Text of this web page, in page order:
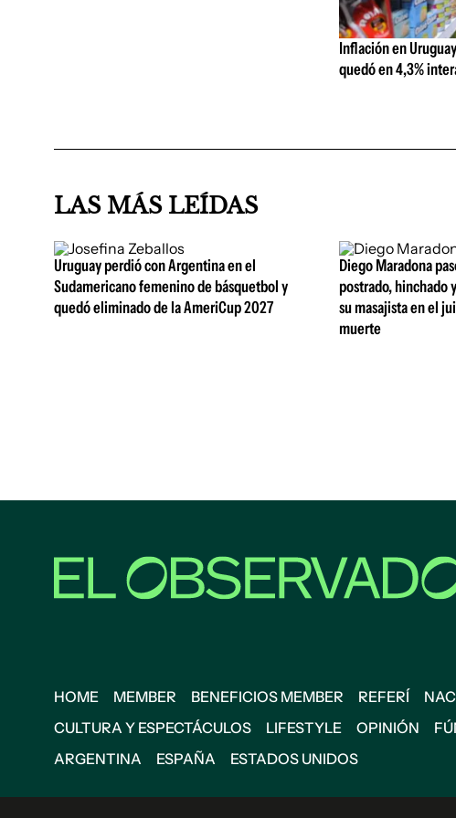
Inflación en
quedó en 4,3%
LAS MÁS LEÍDAS
Uruguay perdió con Argentina en el
Sudamericano femenino de básquetbol y
quedó eliminado de la AmeriCup 2027
Diego Maradona
postrado, hinchado
su masajista en el
muerte
HOME MEMBER BENEFICIOS MEMBER REFERÍ
CULTURA Y ESPECTÁCULOS
LIFESTYLE OPINIÓN
ARGENTINA
ESPAÑA ESTADOS UNIDOS